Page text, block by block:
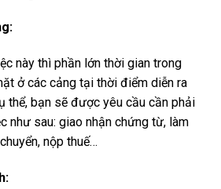
này thì phần lớn thời gian trong
ở các cảng tại thời điểm diễn ra
thể, bạn sẽ được yêu cầu cần phải
như sau: giao nhận chứng từ, làm
nộp thuế…